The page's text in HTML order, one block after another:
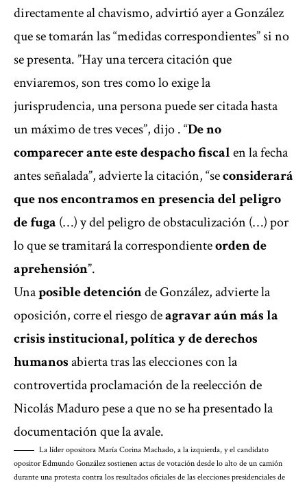
directamente al chavismo, advirtió ayer a González
que se tomarán las “medidas correspondientes” si no
se presenta. ”Hay una tercera citación que
enviaremos, son tres como lo exige la
jurisprudencia, una persona puede ser citada hasta
un máximo de tres veces”, dijo . “De no
comparecer ante este despacho fiscalen la fecha
antes señalada”, advierte la citación, “seconsiderará
que nos encontramos en presencia del peligro
de fuga (…) y del peligro de obstaculización (…) por
lo que se tramitará la correspondienteorden de
aprehensión”.
Unaposible detenciónde González, advierte la
oposición, corre el riesgo deagravar aún más la
crisis institucional, política y de derechos
humanosabierta tras las elecciones con la
controvertida proclamación de la reelección de
Nicolás Maduro pese a que no se ha presentado la
documentación que la avale.
La líder opositora María Corina Machado, a la izquierda, y el candidato
opositor Edmundo González sostienen actas de votación desde lo alto de un camión
durante una protesta contra los resultados oficiales de las elecciones presidenciales de